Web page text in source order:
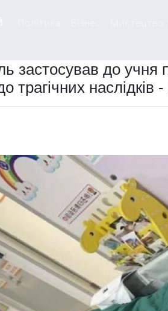
застосував до учня
трагічних наслідків